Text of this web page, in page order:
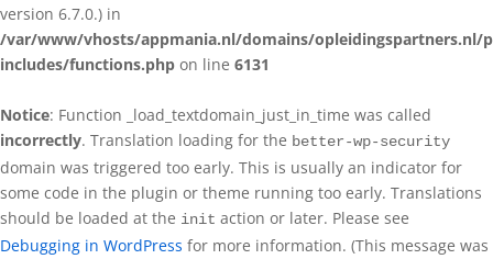
version 6.7.0.) in
/var/www/vhosts/appmania.nl/domains/opleidingspartners.nl/
includes/functions.php on line 6131
Notice: Function _load_textdomain_just_in_time was called
incorrectly. Translation loading for the better-wp-security
domain was triggered too early. This is usually an indicator for
some code in the plugin or theme running too early. Translations
should be loaded at the init action or later. Please see
Debugging in WordPress for more information. (This message was